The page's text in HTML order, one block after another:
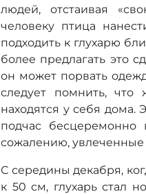
людей, отстаивая
человеку птица
подходить к глухарю
более предлагать это
он может порвать
следует помнить, что
находятся у себя дома.
подчас
сожалению,
С середины декабря,
к 50 см, глухарь стал